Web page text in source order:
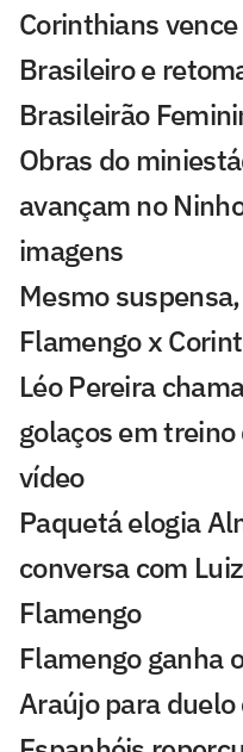
Corinthians
Brasileiro e
Brasileirão
Obras do
avançam no
imagens
Mesmo
Flamengo x
Léo Pereira
golaços em
vídeo
Paquetá elogia
conversa com
Flamengo
Flamengo ganha
Araújo para